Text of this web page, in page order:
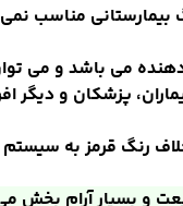
مناسب
می باشد و می
پزشکان و دیگر
رنگ قرمز به
و بسیار آرام بخش